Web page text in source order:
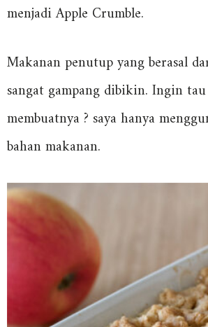
menjadi Apple Crumble.
Makanan penutup yang berasal
sangat gampang dibikin. Ingin tau
membuatnya ? saya hanya
bahan makanan.